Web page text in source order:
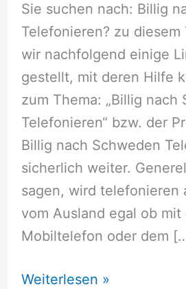
Sie suchen nach: Billig
Telefonieren? zu diesem
wir nachfolgend einige
gestellt, mit deren Hilfe
zum Thema: „Billig nach
Telefonieren“ bzw. der
Billig nach Schweden
sicherlich weiter.
sagen, wird telefonieren
vom Ausland egal ob mit
Mobiltelefon oder dem
Billig
Weiterlesen »